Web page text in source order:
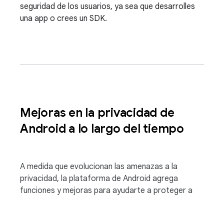
seguridad de los usuarios, ya sea que desarrolles
una app o crees un SDK.
Mejoras en la privacidad de
Android a lo largo del tiempo
A medida que evolucionan las amenazas a la
privacidad, la plataforma de Android agrega
funciones y mejoras para ayudarte a proteger a